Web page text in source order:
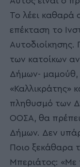
Το λέει καθαρά
επέκταση το
Αυτοδιοίκησης.
των κατοίκων
Δήμων- μαμούθ,
«Καλλικράτης»
πληθυσμό των
ΟΟΣΑ, θα
Δήμων. Δεν
Ποιο ξεκάθαρα
Μπεριάτος: «Με